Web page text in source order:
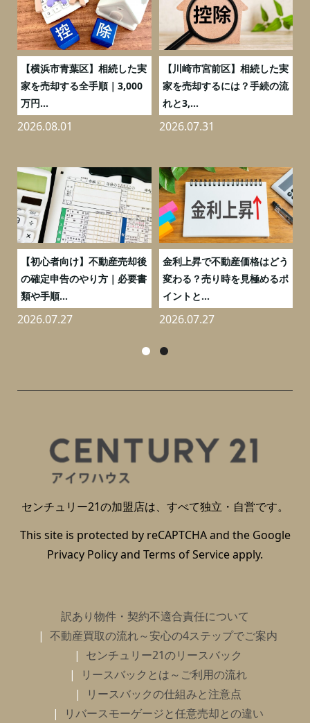
【横浜市青葉区】相続した実
家を売却する全手順｜3,000
万円...
2026.08.01
【川崎市宮前区】相続した実
家を売却するには？手続の流
れと3,...
2026.07.31
【初心者向け】不動産売却後
の確定申告のやり方｜必要書
類や手順...
2026.07.27
金利上昇で不動産価格はどう
変わる？売り時を見極めるポ
イントと...
2026.07.27
センチュリー21の加盟店は、すべて独立・自営です。
This site is protected by reCAPTCHA and the Google
Privacy Policyand Terms of Serviceapply.
訳あり物件・契約不適合責任について
不動産買取の流れ～安心の4ステップでご案内
センチュリー21のリースバック
リースバックとは～ご利用の流れ
リースバックの仕組みと注意点
リバースモーゲージと任意売却との違い